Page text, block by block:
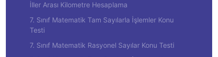
İller Arası Kilometre Hesaplama
7. Sınıf Matematik Tam Sayılarla İşlemler Konu
Testi
7. Sınıf Matematik Rasyonel Sayılar Konu Testi